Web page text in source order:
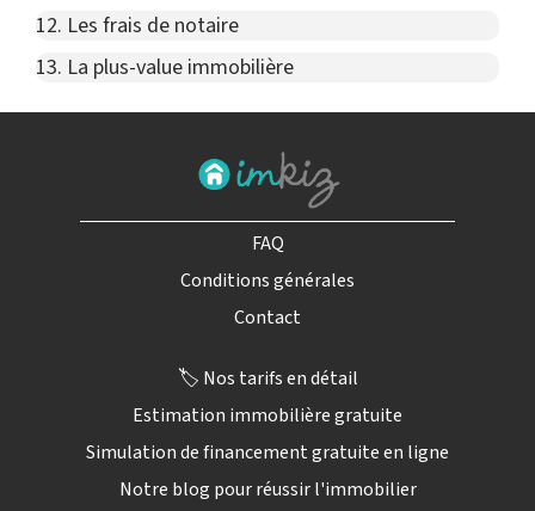
12. Les frais de notaire
13. La plus-value immobilière
FAQ
Conditions générales
Contact
🏷️ Nos tarifs en détail
Estimation immobilière gratuite
Simulation de financement gratuite en ligne
Notre blog pour réussir l'immobilier